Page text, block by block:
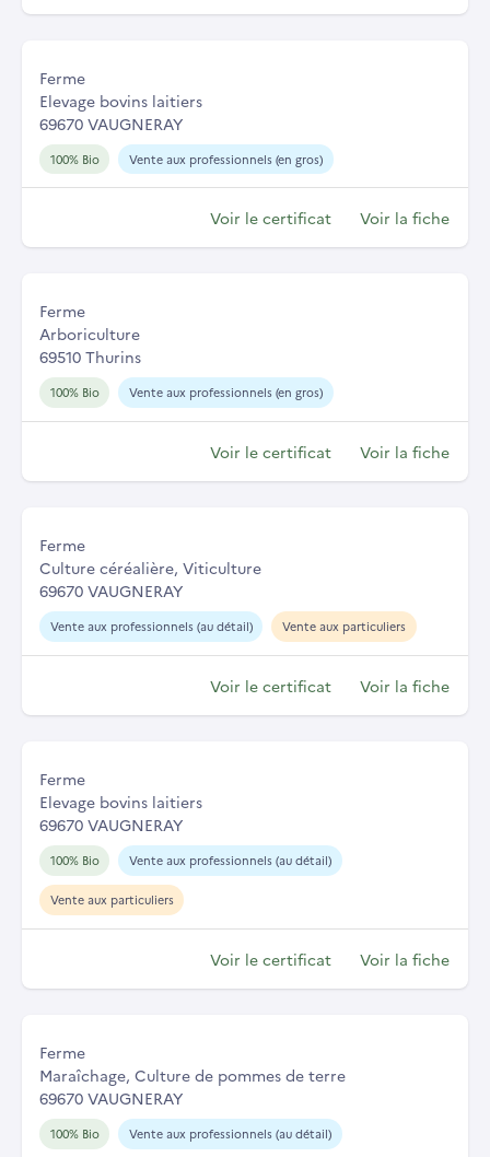
Ferme
Elevage bovins laitiers
69670 VAUGNERAY
100% Bio Vente aux professionnels (en gros)
Voir le certificat Voir la fiche
Ferme
Arboriculture
69510 Thurins
100% Bio Vente aux professionnels (en gros)
Voir le certificat Voir la fiche
Ferme
Culture céréalière, Viticulture
69670 VAUGNERAY
Vente aux professionnels (au détail) Vente aux particuliers
Voir le certificat Voir la fiche
Ferme
Elevage bovins laitiers
69670 VAUGNERAY
100% Bio Vente aux professionnels (au détail)
Vente aux particuliers
Voir le certificat Voir la fiche
Ferme
Maraîchage, Culture de pommes de terre
69670 VAUGNERAY
100% Bio Vente aux professionnels (au détail)